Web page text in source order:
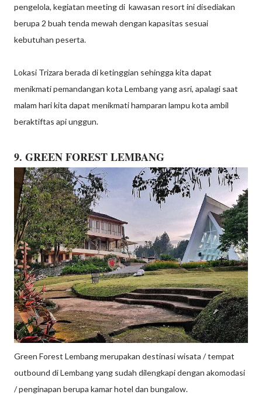
pengelola, kegiatan meeting di kawasan resort ini disediakan
berupa 2 buah tenda mewah dengan kapasitas sesuai
kebutuhan peserta.
Lokasi Trizara berada di ketinggian sehingga kita dapat
menikmati pemandangan kota Lembang yang asri, apalagi saat
malam hari kita dapat menikmati hamparan lampu kota ambil
beraktiftas api unggun.
9. GREEN FOREST LEMBANG
Green Forest Lembang merupakan destinasi wisata / tempat
outbound di Lembang yang sudah dilengkapi dengan akomodasi
/ penginapan berupa kamar hotel dan bungalow.